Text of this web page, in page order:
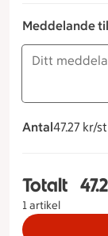
Meddelande
Antal
47.27 kronor
47.27 kr/st
Totalt
1 artikel